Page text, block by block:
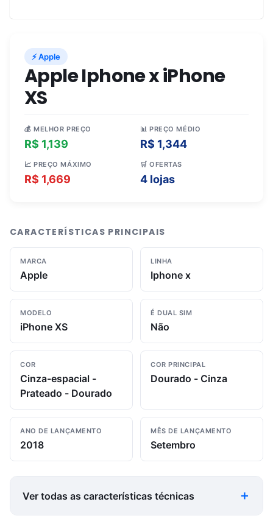
⚡ Apple
Apple Iphone x iPhone
XS
💰 MELHOR PREÇO
R$ 1,139
📊 PREÇO MÉDIO
R$ 1,344
📈 PREÇO MÁXIMO
R$ 1,669
🛒 OFERTAS
4 lojas
CARACTERÍSTICAS PRINCIPAIS
MARCA
Apple
LINHA
Iphone x
MODELO
iPhone XS
É DUAL SIM
Não
COR
Cinza-espacial -
Prateado - Dourado
COR PRINCIPAL
Dourado - Cinza
ANO DE LANÇAMENTO
2018
MÊS DE LANÇAMENTO
Setembro
Ver todas as características técnicas